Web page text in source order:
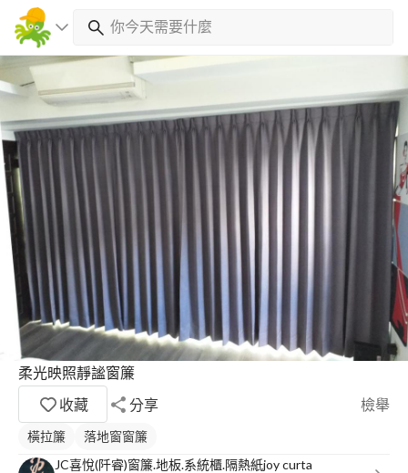
柔光映照靜謐窗簾
收藏
分享 檢舉
橫拉簾
落地窗窗簾
JC喜悅(阡睿)窗簾.地板.系統櫃.隔熱紙joy curta